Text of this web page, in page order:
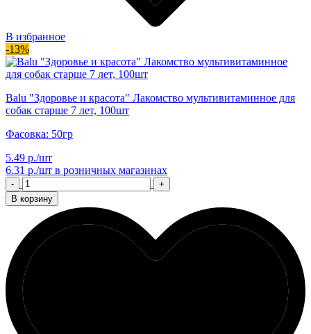
В избранное
-13%
Balu "Здоровье и красота" Лакомство мультивитаминное для
собак старше 7 лет, 100шт
Фасовка: 50гр
5.49 р./шт
6.31 р./шт в розничных магазинах
-
+
В корзину